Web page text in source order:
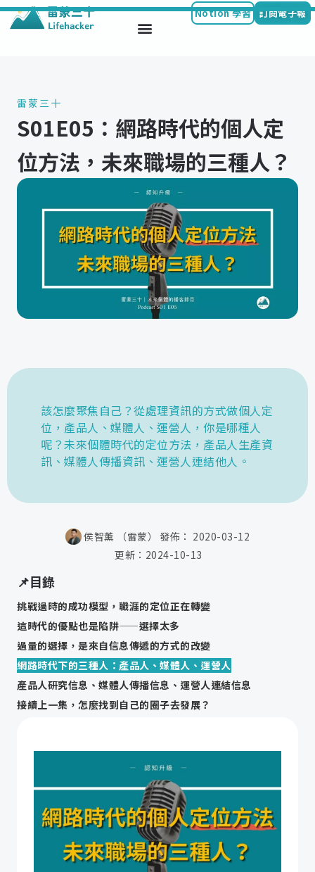
Notion 學習 訂閱電子報
雷蒙三十
S01E05：網路時代的個人定
位方法，未來職場的三種人？
該怎麼聚焦自己？從處理資訊的方式做個人定
位，產品人、媒體人、運營人，你是哪種人
呢？未來個體時代的定位方法，產品人生產資
訊、媒體人傳播資訊、運營人連結他人。
📌目錄
挑戰過時的成功模型，職涯的定位正在轉變
這時代的優點也是陷阱——選擇太多
過量的選擇，是來自信息傳遞的方式的改變
網路時代下的三種人：產品人、媒體人、運營人
產品人研究信息、媒體人傳播信息、運營人連結信息
接續上一集，怎麼找到自己的圈子去發展？
侯智薰 （雷蒙） 發佈： 2020-03-12
更新： 2024-10-13